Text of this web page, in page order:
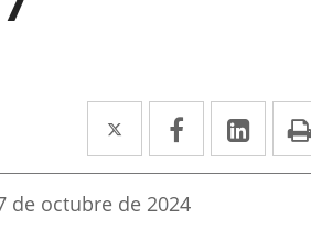
Twitter
Enlace
a
una
Facebook
Enlace
a
una
a
de octubre de 2024